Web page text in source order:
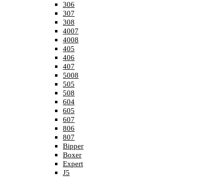
306
307
308
4007
4008
405
406
407
5008
505
508
604
605
607
806
807
Bipper
Boxer
Expert
J5